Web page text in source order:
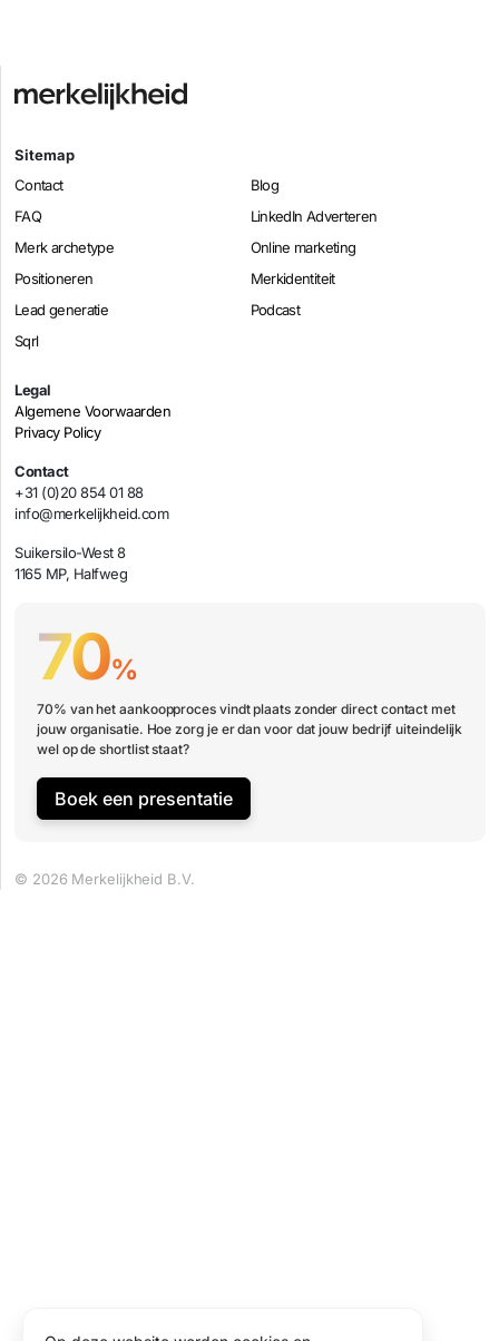
Sitemap
Contact
Blog
FAQ
LinkedIn Adverteren
Merk archetype
Online marketing
Positioneren
Merkidentiteit
Lead generatie
Podcast
Sqrl
Legal
Algemene Voorwaarden
Privacy Policy
Contact
+31 (0)20 854 01 88
info@merkelijkheid.com
Suikersilo-West 8
1165 MP, Halfweg
70%
70% van het aankoopproces vindt plaats zonder direct contact met
jouw organisatie. Hoe zorg je er dan voor dat jouw bedrijf uiteindelijk
wel op de shortlist staat?
Boek een presentatie
© 2026 Merkelijkheid B.V.